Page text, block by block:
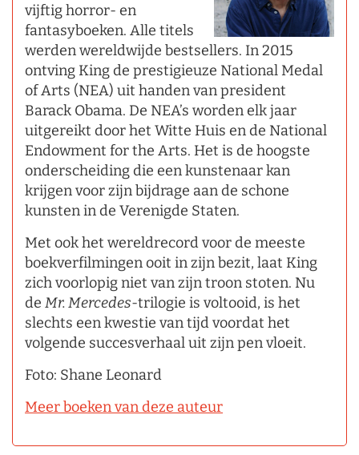
vijftig horror- en
fantasyboeken. Alle titels
werden wereldwijde bestsellers. In 2015
ontving King de prestigieuze National Medal
of Arts (NEA) uit handen van president
Barack Obama. De NEA’s worden elk jaar
uitgereikt door het Witte Huis en de National
Endowment for the Arts. Het is de hoogste
onderscheiding die een kunstenaar kan
krijgen voor zijn bijdrage aan de schone
kunsten in de Verenigde Staten.
Met ook het wereldrecord voor de meeste
boekverfilmingen ooit in zijn bezit, laat King
zich voorlopig niet van zijn troon stoten. Nu
de Mr. Mercedes­-trilogie is voltooid, is het
slechts een kwestie van tijd voordat het
volgende succesverhaal uit zijn pen vloeit.
Foto: Shane Leonard
Meer boeken van deze auteur